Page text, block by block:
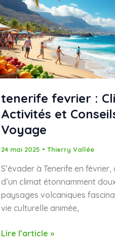
pour
une
escapade
authentique
et
variée
tenerife fevrier :
Activités et
Voyage
24 mai 2025 •Thierry Vallée
S’évader à Tenerife en
d’un climat étonnamment
paysages volcaniques
vie culturelle animée,
tenerife
Lire l’article »